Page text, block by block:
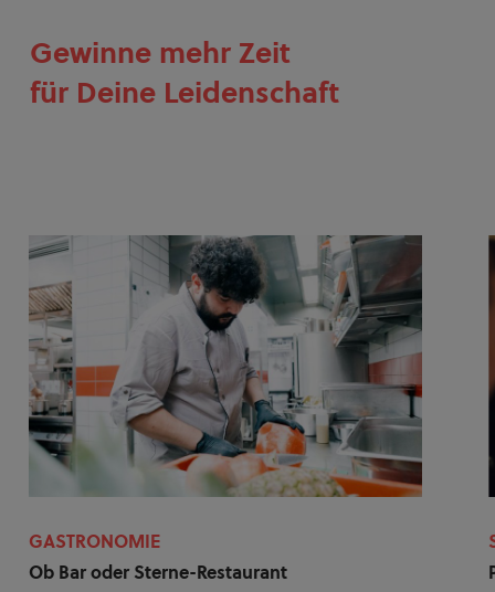
Gewinne mehr Zeit
für Deine Leidenschaft
GASTRONOMIE
Ob Bar oder Sterne-Restaurant